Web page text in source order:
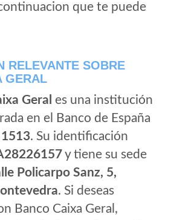
que te puede
RELEVANTE SOBRE
GERAL
Geral es una institución
en el Banco de España
1513. Su identificación
y tiene su sede
Policarpo Sanz, 5,
. Si deseas
Banco Caixa Geral,